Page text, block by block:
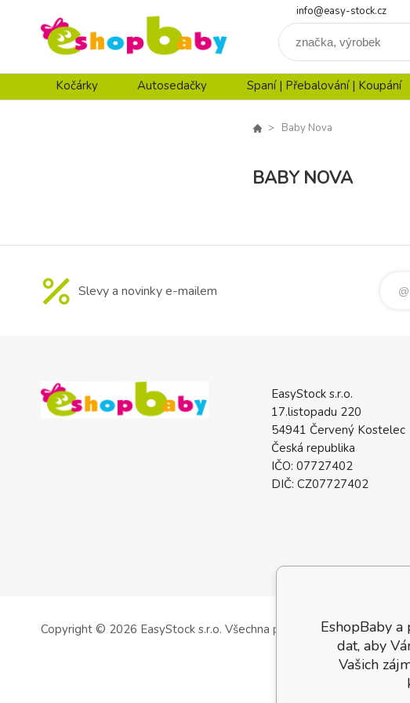
info@easy-stock.cz
Kočárky Autosedačky Spaní | Přebalování | Koupání
Baby Nova
BABY NOVA
Slevy a novinky e-mailem
EasyStock s.r.o.
17.listopadu 220
54941 Červený Kostelec
Česká republika
IČO: 07727402
DIČ: CZ07727402
Copyright © 2026 EasyStock s.r.o. Všechna práva vyhrazena.
EshopBaby
dat, aby
Vašich